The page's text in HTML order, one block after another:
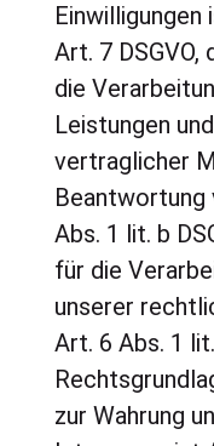
Einwilligungen
Art. 7
die
Leistungen
vertraglicher
Beantwortung
Abs. 1 lit. b
für die
unserer
Art. 6 Abs. 1
zur Wahrung